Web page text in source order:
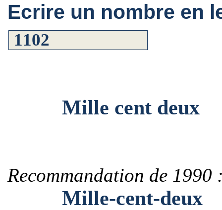
Ecrire un nombre en
Mille cent deux
Recommandation de 1990
Mille-cent-deux